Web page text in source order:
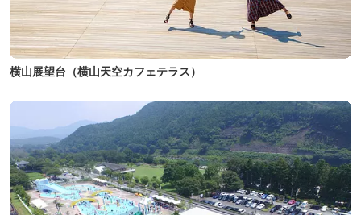
横山展望台（横山天空カフェテラス）